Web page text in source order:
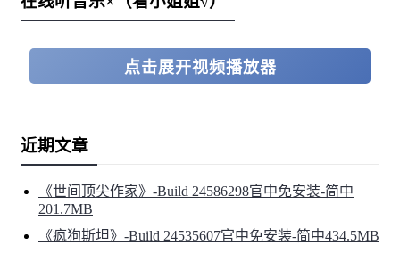
点击展开视频播放器
近期文章
《世间顶尖作家》-Build 24586298官中免安装-简中
201.7MB
《疯狗斯坦》-Build 24535607官中免安装-简中434.5MB